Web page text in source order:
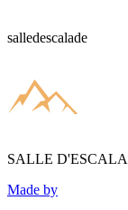
salledescalade
SALLE
Made by